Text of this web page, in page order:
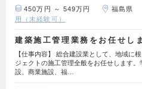
450万円 ～ 549万円 福島県
用（未経験可）
建築施工管理業務をお任せし
【仕事内容】 総合建設業として、地域に
ジェクトの施工管理全般をお任せします。
設、商業施設、福…